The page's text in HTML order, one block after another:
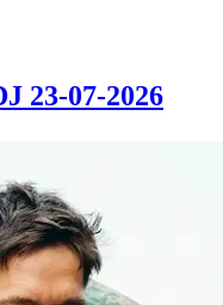
23-07-2026